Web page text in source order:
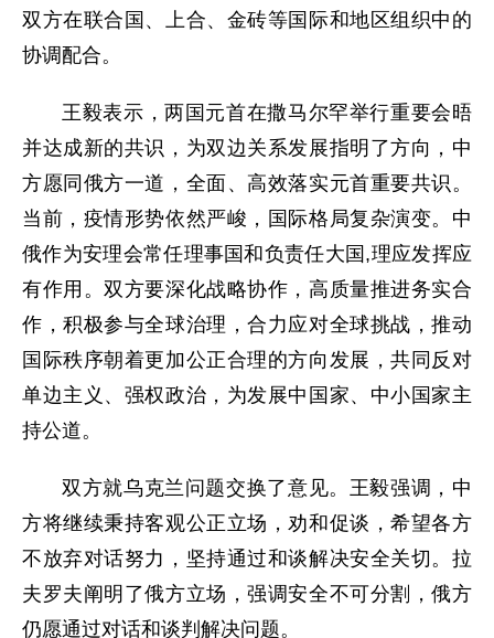
双方在联合国、上合、金砖等国际和地区组织中的
协调配合。
王毅表示，两国元首在撒马尔罕举行重要会晤
并达成新的共识，为双边关系发展指明了方向，中
方愿同俄方一道，全面、高效落实元首重要共识。
当前，疫情形势依然严峻，国际格局复杂演变。中
俄作为安理会常任理事国和负责任大国,理应发挥应
有作用。双方要深化战略协作，高质量推进务实合
作，积极参与全球治理，合力应对全球挑战，推动
国际秩序朝着更加公正合理的方向发展，共同反对
单边主义、强权政治，为发展中国家、中小国家主
持公道。
双方就乌克兰问题交换了意见。王毅强调，中
方将继续秉持客观公正立场，劝和促谈，希望各方
不放弃对话努力，坚持通过和谈解决安全关切。拉
夫罗夫阐明了俄方立场，强调安全不可分割，俄方
仍愿通过对话和谈判解决问题。